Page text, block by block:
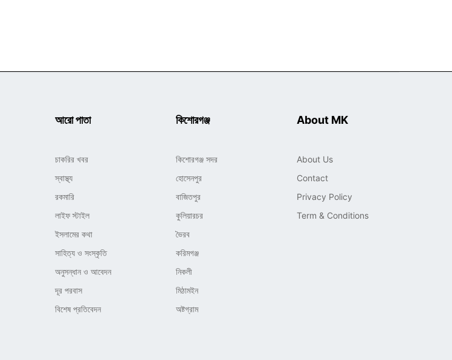
আরো পাতা
চাকরির খবর
স্বাস্থ্য
রকমারি
লাইফ স্টাইল
ইসলামের কথা
সাহিত্য ও সংস্কৃতি
অনুসন্ধান ও আবেদন
দূর পরবাস
বিশেষ প্রতিবেদন
কিশোরগঞ্জ
কিশোরগঞ্জ সদর
হোসেনপুর
বাজিতপুর
কুলিয়ারচর
ভৈরব
করিমগঞ্জ
নিকলী
মিঠামইন
অষ্টগ্রাম
About MK
About Us
Contact
Privacy Policy
Term & Conditions